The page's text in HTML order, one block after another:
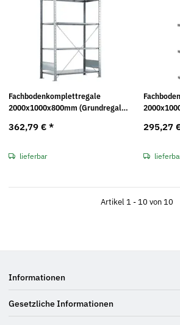
Fachbodenkomplettregale
2000x1000x800mm (Grundregal)
362,79 € *
lieferbar
295,27
Artikel 1 - 10 von 10
Informationen
Gesetzliche Informationen